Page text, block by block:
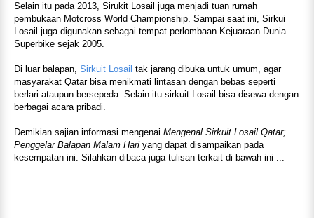
Selain itu pada 2013, Sirukit Losail juga menjadi tuan rumah
pembukaan Motcross World Championship. Sampai saat ini, Sirkui
Losail juga digunakan sebagai tempat perlombaan Kejuaraan Dunia
Superbike sejak 2005.
Di luar balapan, Sirkuit Losail tak jarang dibuka untuk umum, agar
masyarakat Qatar bisa menikmati lintasan dengan bebas seperti
berlari ataupun bersepeda. Selain itu sirkuit Losail bisa disewa dengan
berbagai acara pribadi.
Demikian sajian informasi mengenai Mengenal Sirkuit Losail Qatar;
Penggelar Balapan Malam Hari yang dapat disampaikan pada
kesempatan ini. Silahkan dibaca juga tulisan terkait di bawah ini ...